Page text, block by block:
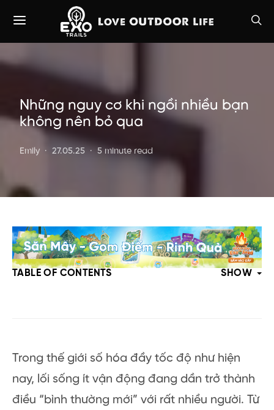
Những nguy cơ khi ngồi nhiều bạn
không nên bỏ qua
Emily 27.05.25 5 minute read
TABLE OF CONTENTS SHOW
Trong thế giới số hóa đầy tốc độ như hiện
nay, lối sống ít vận động đang dần trở thành
điều “bình thường mới” với rất nhiều người. Từ